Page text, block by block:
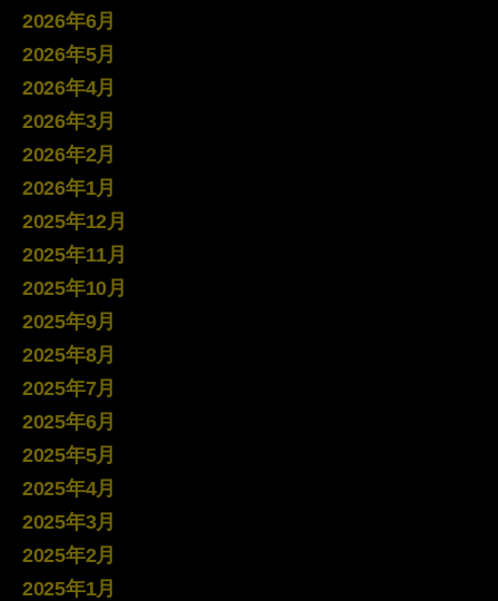
2026年6月
2026年5月
2026年4月
2026年3月
2026年2月
2026年1月
2025年12月
2025年11月
2025年10月
2025年9月
2025年8月
2025年7月
2025年6月
2025年5月
2025年4月
2025年3月
2025年2月
2025年1月